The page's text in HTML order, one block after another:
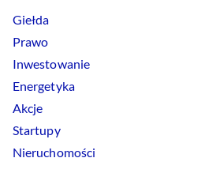
Giełda
Prawo
Inwestowanie
Energetyka
Akcje
Startupy
Nieruchomości